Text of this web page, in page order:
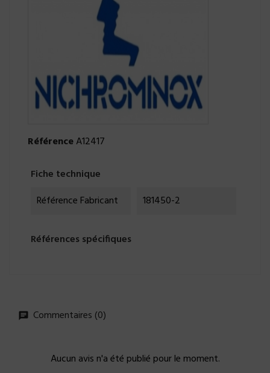
RéférenceA12417
Fiche technique
Référence Fabricant
181450-2
Références spécifiques
Commentaires (0)
Aucun avis n'a été publié pour le moment.